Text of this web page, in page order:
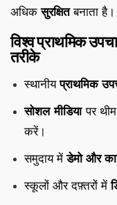
अधिकसुरक्षितबनाता है।
विश्व प्राथमिक
तरीके
स्थानीयप्राथमिक
सोशल मीडियापर
करें।
समुदाय मेंडेमो और
स्कूलों और दफ़्तरों में